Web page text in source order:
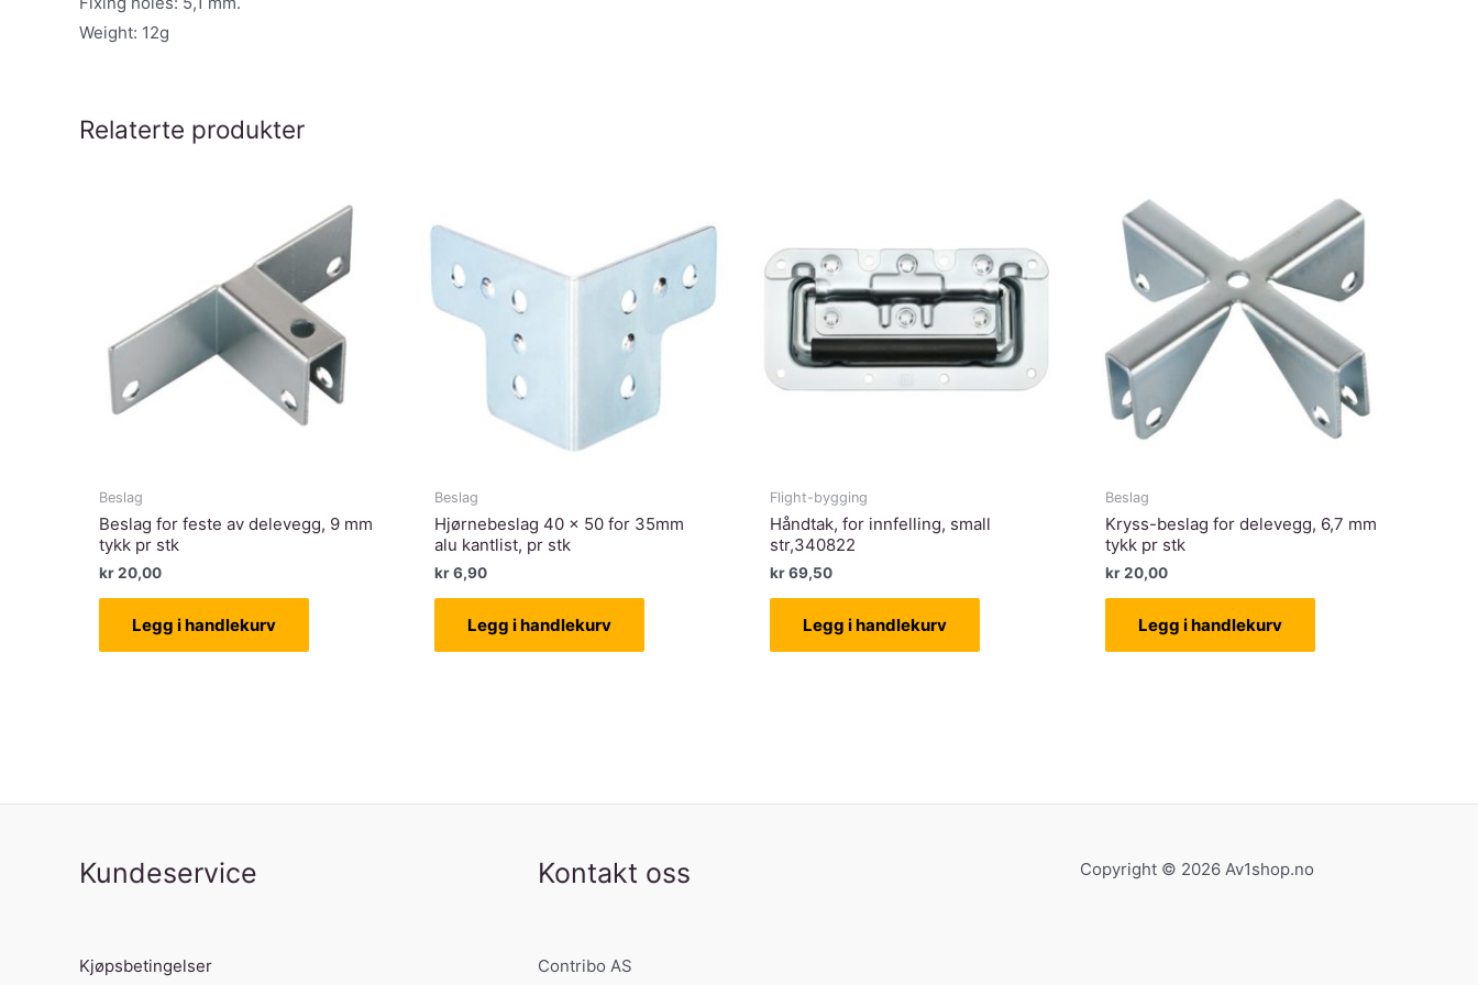
Weight: 12g
Relaterte produkter
Beslag
Beslag for feste av delevegg, 9 mm
tykk pr stk
kr20,00
Legg i handlekurv
Beslag
Hjørnebeslag 40 x 50 for 35mm
alu kantlist, pr stk
kr6,90
Legg i handlekurv
Flight-bygging
Håndtak, for innfelling, small
str,340822
kr69,50
Legg i handlekurv
Beslag
Kryss-beslag for delevegg, 6,7 mm
tykk pr stk
kr20,00
Legg i handlekurv
Kundeservice
Kjøpsbetingelser
Kontakt oss
Contribo AS
Copyright © 2026 Av1shop.no